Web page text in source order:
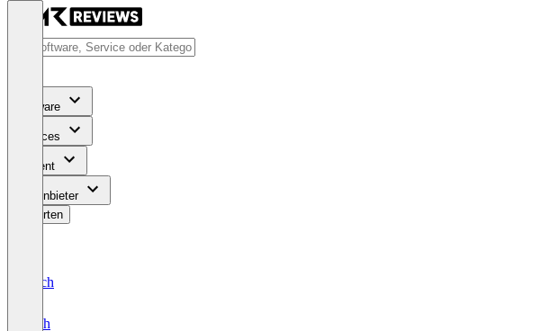
Software
Services
Content
Für Anbieter
Bewerten
Deutsch
English